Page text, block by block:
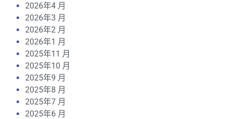
2026年4 月
2026年3 月
2026年2 月
2026年1 月
2025年11 月
2025年10 月
2025年9 月
2025年8 月
2025年7 月
2025年6 月